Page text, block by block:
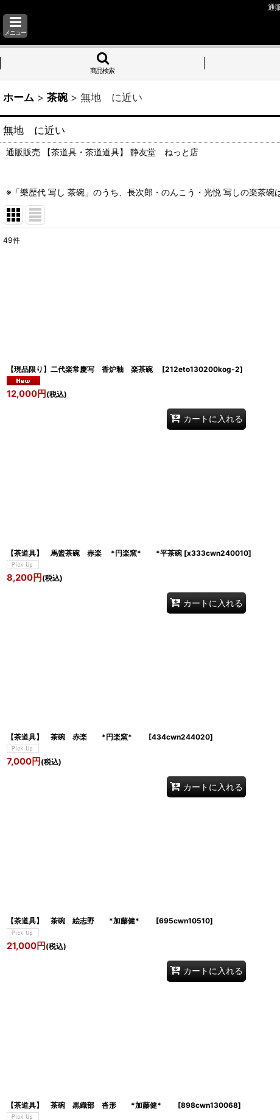
通
メニュー
商品検索
ホーム > 茶碗 > 無地 に近い
無地 に近い
通販販売 【茶道具・茶道道具】 静友堂 ねっと店
※「樂歴代 写し 茶碗」のうち、長次郎・のんこう・光悦 写しの楽茶碗
49件
【現品限り】二代楽常慶写 香炉釉 楽茶碗 [212eto130200kog-2]
12,000円 (税込)
カートに入れる
【茶道具】 馬盥茶碗 赤楽 *円楽窯* *平茶碗 [x333cwn240010]
8,200円 (税込)
カートに入れる
【茶道具】 茶碗 赤楽 *円楽窯* [434cwn244020]
7,000円 (税込)
カートに入れる
【茶道具】 茶碗 絵志野 *加藤健* [695cwn10510]
21,000円 (税込)
カートに入れる
【茶道具】 茶碗 黒織部 沓形 *加藤健* [898cwn130068]